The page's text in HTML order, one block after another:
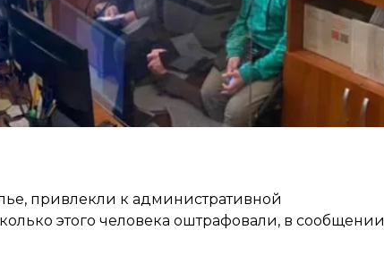
привлекли к административной
этого человека оштрафовали, в сообщении